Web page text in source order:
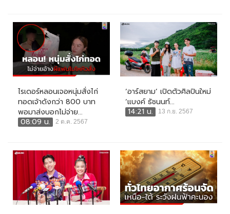
ไรเดอร์หลอนเจอหนุ่มสั่งไก่
ทอดเจ้าดังกว่า 800 บาท
พอมาส่งบอกไม่จ่าย...
08:09 น.
2 ต.ค. 2567
‘อาร์สยาม’ เปิดตัวศิลปินใหม่
‘แบงค์ ธัชนนท์...
14:21 น.
13 ก.ย. 2567